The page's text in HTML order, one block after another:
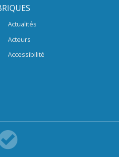
Actualités
Acteurs
Accessibilité